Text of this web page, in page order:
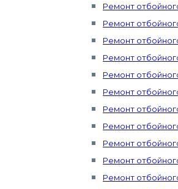
Ремонт
Ремонт
Ремонт
Ремонт
Ремонт
Ремонт
Ремонт
Ремонт
Ремонт
Ремонт
Ремонт